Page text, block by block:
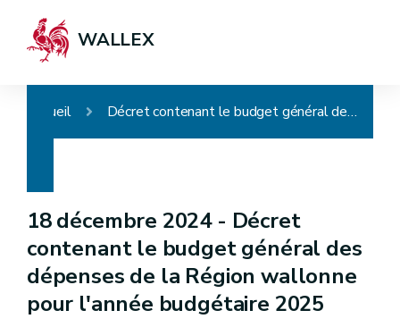
WALLEX
Accueil Décret contenant le budget général des dépenses de la Région wallonne pour l'année budgétaire 2025
18 décembre 2024 - Décret
contenant le budget général des
dépenses de la Région wallonne
pour l'année budgétaire 2025